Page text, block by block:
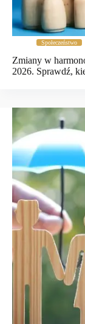
Społeczeństwo
Zmiany w
2026. Sprawdź,